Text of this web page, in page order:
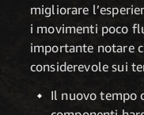
migliorare
i movimenti poco
importante notare
considerevole sui
Il nuovo tempo